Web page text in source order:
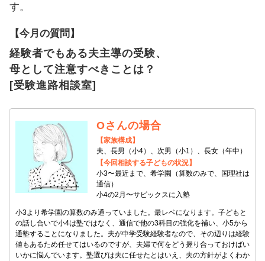
す。
【今月の質問】
経験者でもある夫主導の受験、
母として注意すべきことは？
[受験進路相談室]
Oさんの場合
【家族構成】
夫、長男（小4）、次男（小1）、長女（年中）
【今回相談する子どもの状況】
小3〜最近まで、希学園（算数のみで、国理社は
通信）
小4の2月〜サピックスに入塾
小3より希学園の算数のみ通っていました。最レベになります。子どもと
の話し合いで小4は塾ではなく、通信で他の3科目の強化を補い、小5から
通塾することになりました。夫が中学受験経験者なので、その辺りは経験
値もあるため任せてはいるのですが、夫婦で何をどう握り合っておけばい
いかに悩んでいます。塾選びは夫に任せたとはいえ、夫の方針がよくわか